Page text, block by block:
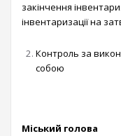
закінчення
інвентаризації на
Контроль за
собою
Міський